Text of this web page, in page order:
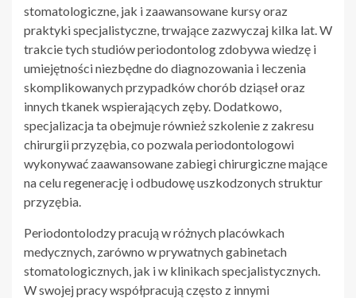
stomatologiczne, jak i zaawansowane kursy oraz
praktyki specjalistyczne, trwające zazwyczaj kilka lat. W
trakcie tych studiów periodontolog zdobywa wiedzę i
umiejętności niezbędne do diagnozowania i leczenia
skomplikowanych przypadków chorób dziąseł oraz
innych tkanek wspierających zęby. Dodatkowo,
specjalizacja ta obejmuje również szkolenie z zakresu
chirurgii przyzębia, co pozwala periodontologowi
wykonywać zaawansowane zabiegi chirurgiczne mające
na celu regenerację i odbudowę uszkodzonych struktur
przyzębia.
Periodontolodzy pracują w różnych placówkach
medycznych, zarówno w prywatnych gabinetach
stomatologicznych, jak i w klinikach specjalistycznych.
W swojej pracy współpracują często z innymi